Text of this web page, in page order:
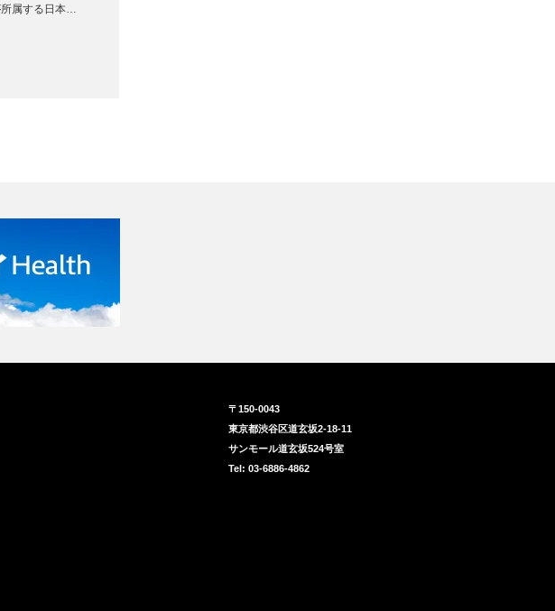
属する日本…
〒150-0043
東京都渋谷区道玄坂2-18-11
サンモール道玄坂524号室
Tel: 03-6886-4862